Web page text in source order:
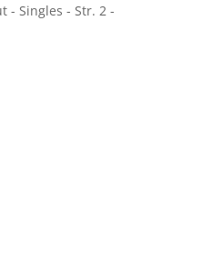
- Singles - Str. 2 -